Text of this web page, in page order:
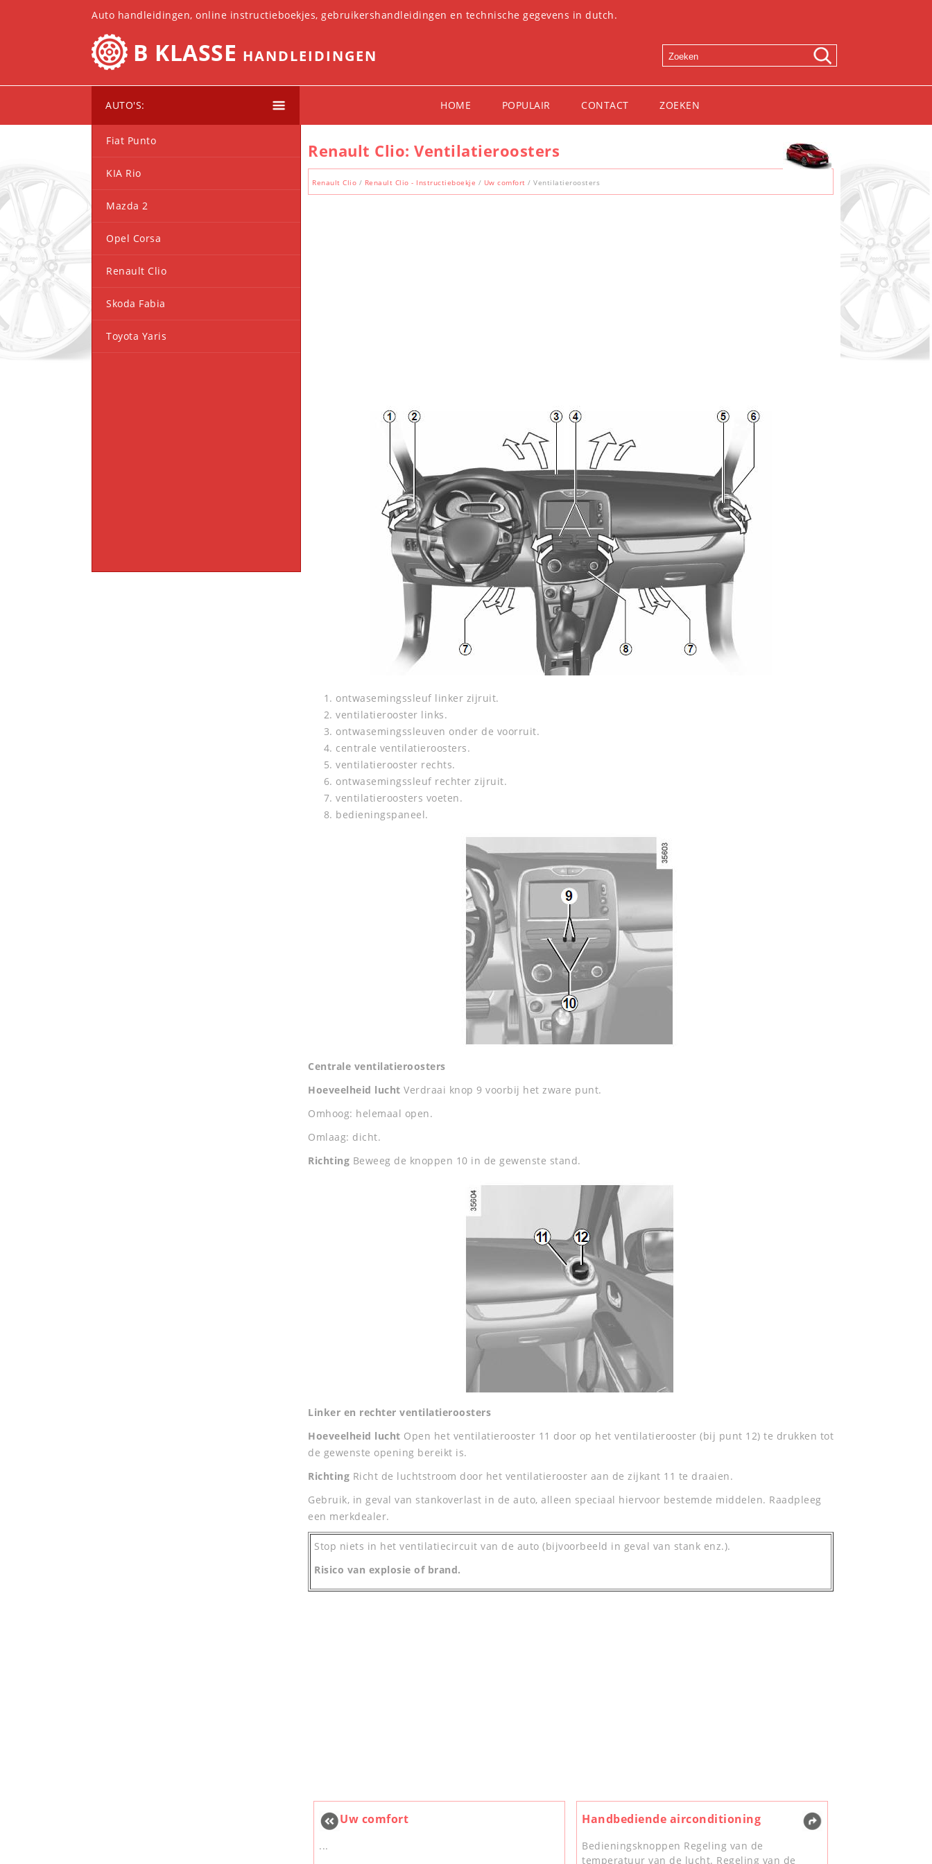
Auto handleidingen, online instructieboekjes, gebruikershandleidingen en technische gegevens in dutch.
B KLASSE HANDLEIDINGEN
AUTO'S: HOME POPULAIR CONTACT ZOEKEN
Renault Clio: Ventilatieroosters
Renault Clio / Renault Clio - Instructieboekje / Uw comfort / Ventilatieroosters
ontwasemingssleuf linker zijruit.
ventilatierooster links.
ontwasemingssleuven onder de voorruit.
centrale ventilatieroosters.
ventilatierooster rechts.
ontwasemingssleuf rechter zijruit.
ventilatieroosters voeten.
bedieningspaneel.
Centrale ventilatieroosters
Hoeveelheid lucht Verdraai knop 9 voorbij het zware punt.
Omhoog: helemaal open.
Omlaag: dicht.
Richting Beweeg de knoppen 10 in de gewenste stand.
Linker en rechter ventilatieroosters
Hoeveelheid lucht Open het ventilatierooster 11 door op het ventilatierooster (bij punt 12) te drukken tot
de gewenste opening bereikt is.
Richting Richt de luchtstroom door het ventilatierooster aan de zijkant 11 te draaien.
Gebruik, in geval van stankoverlast in de auto, alleen speciaal hiervoor bestemde middelen. Raadpleeg
een merkdealer.
Stop niets in het ventilatiecircuit van de auto (bijvoorbeeld in geval van stank enz.).
Risico van explosie of brand.
Uw comfort
...
Handbediende airconditioning
Bedieningsknoppen Regeling van de
temperatuur van de lucht. Regeling van de
Fiat Punto
KIA Rio
Mazda 2
Opel Corsa
Renault Clio
Skoda Fabia
Toyota Yaris